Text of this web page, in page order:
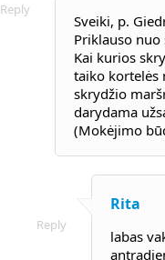
Reply
Sveiki, p.
Priklauso
Kai kurios
taiko kortelės
skrydžio
darydama
(Mokėjimo
Reply
Rita
labas